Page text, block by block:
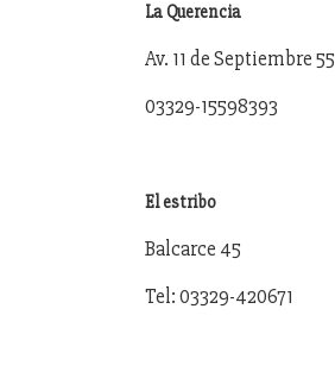
La Querencia
Av. 11 de Septiembre 55
03329-15598393
El estribo
Balcarce 45
Tel: 03329-420671